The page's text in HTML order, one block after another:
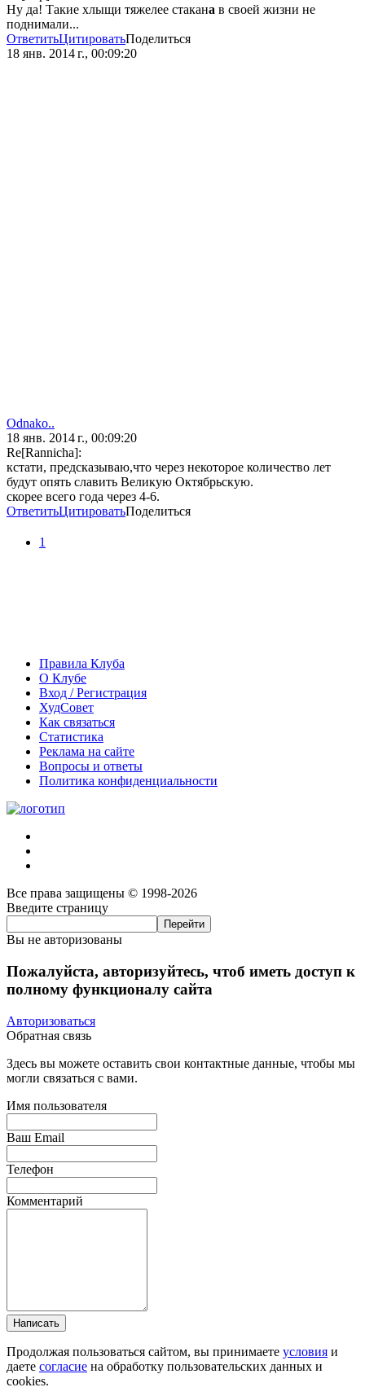
Ну да! Такие хлыщи тяжелее стакана в своей жизни не
поднимали...
ОтветитьЦитироватьПоделиться
18 янв. 2014 г., 00:09:20
Odnako..
18 янв. 2014 г., 00:09:20
Re[Rannicha]:
кстати, предсказываю,что через некоторое количество лет
будут опять славить Великую Октябрьскую.
скорее всего года через 4-6.
ОтветитьЦитироватьПоделиться
1
Правила Клуба
О Клубе
Вход / Регистрация
ХудСовет
Как связаться
Статистика
Реклама на сайте
Вопросы и ответы
Политика конфиденциальности
Все права защищены © 1998-2026
Введите страницу
Вы не авторизованы
Пожалуйста, авторизуйтесь, чтоб иметь доступ к
полному функционалу сайта
Авторизоваться
Обратная связь
Здесь вы можете оставить свои контактные данные, чтобы мы
могли связаться с вами.
Имя пользователя
Ваш Email
Телефон
Комментарий
Написать
Продолжая пользоваться сайтом, вы принимаете условия и
даете согласие на обработку пользовательских данных и
cookies.